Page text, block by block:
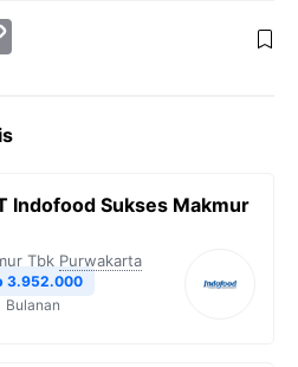
y
i
k
Indofood Sukses Makmur
Tbk Purwakarta
3.952.000
Bulanan